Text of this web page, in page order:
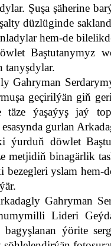
Şuşa şäherine
düzlüginde
hem-de
Baştutanymyz
tanyşdylar.
Gahryman
geçirilýän giň
täze ýaşaýyş jaý
gurlan
ýurduň döwlet
metjidiň binagärlik
bezegleri yslam
Gahryman
Lideri
bagyşlanan ýörite